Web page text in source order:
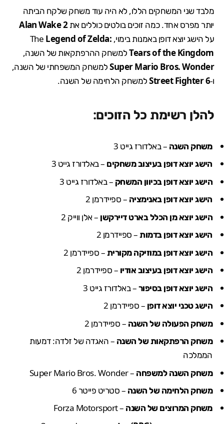
מלבד שני המשחקים הללו, לא היה עוד משחק שלקח הביתה
יותר מפרס אחד. כמה זוכים בולטים כוללים אתAlan Wake 2
על הישג יוצא דופן באמנות בימוי, The Legend of Zelda:
Tears of the Kingdomלמשחק ההרפתקאות של השנה,
Super Mario Bros. Wonderלמשחק המשפחתי של השנה,
ו-Street Fighter 6למשחק הלחימה של השנה.
להלן רשימת כל הזוכים:
משחק השנה – באלדורז גייט 3
הישג יוצא דופן בעיצוב משחקים – באלדורז גייט 3
הישג יוצא דופן בכיוון המשחק – באלדורז גייט 3
הישג יוצא דופן באנימציה – ספיידרמן 2
הישג יוצא מן הכלל בארט דיירקשן – אלן ווייק 2
הישג יוצא דופן בדמות– ספיידרמן 2
הישג יוצא דופן במוזיקה מקורית– ספיידרמן 2
הישג יוצא דופן בעיצוב אודיו – ספיידרמן 2
הישג יוצא דופן בסיפור– באלדורז גייט 3
הישג טכני יוצא דופן – ספיידרמן 2
משחק הפעולה של השנה – ספיידרמן 2
משחק הרפתקאות של השנה – האגדה של זלדה: דמעות
הממלכה
משחק השנה למשפחה – Super Mario Bros. Wonder
משחק הלחימה של השנה –סטריט פייטר 6
משחק המרוצים של השנה –
Forza Motorsport